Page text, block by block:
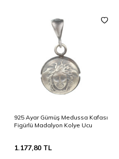
925 Ayar Gümüş Medussa Kafası
Figürlü Madalyon Kolye Ucu
1.177,80 TL